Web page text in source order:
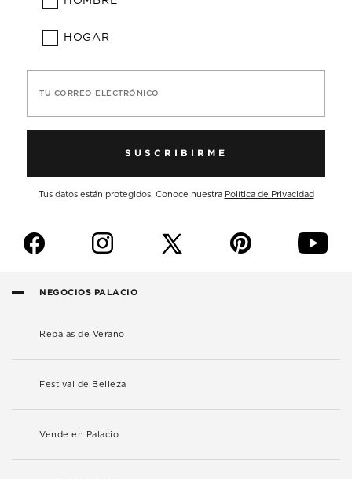
HOGAR
TU CORREO ELECTRÓNICO
SUSCRIBIRME
Tus datos están protegidos. Conoce nuestra Política de Privacidad
f i p y
NEGOCIOS PALACIO
Rebajas de Verano
Festival de Belleza
Vende en Palacio